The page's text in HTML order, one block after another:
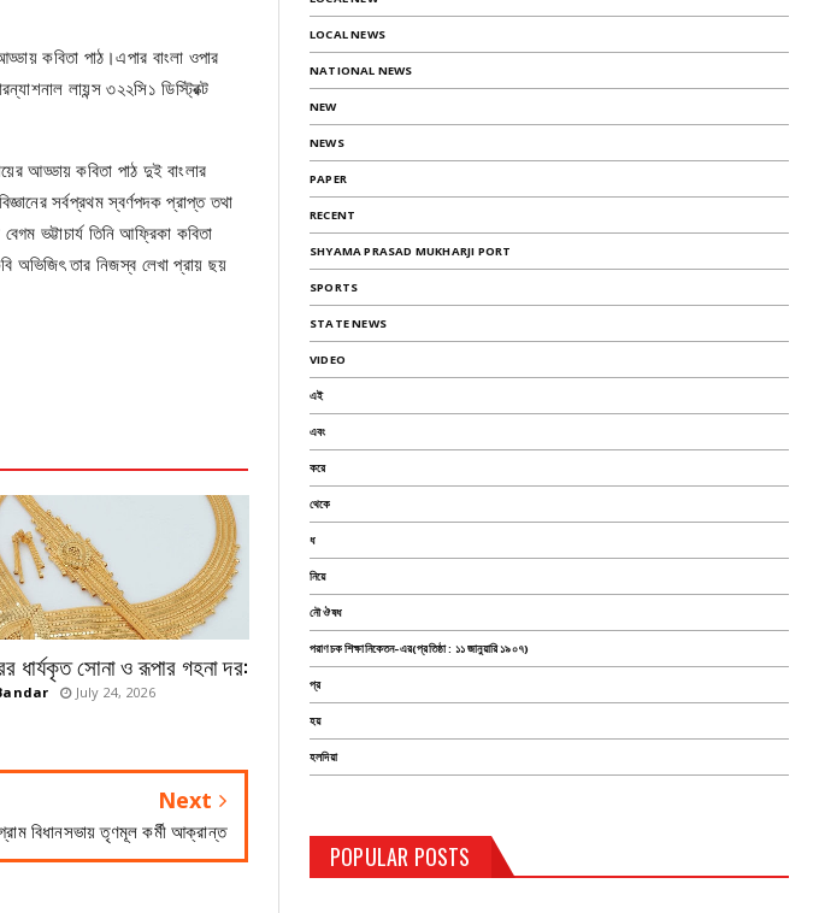
কবিতা পাঠ।এপার বাংলা ওপার
লায়ন্স ৩২২সি১ ডিস্ট্রিক্ট
আড্ডায় কবিতা পাঠ দুই বাংলার
সর্বপ্রথম স্বর্ণপদক প্রাপ্ত তথা
ভট্টাচার্য তিনি আফ্রিকা কবিতা
অভিজিৎ তার নিজস্ব লেখা প্রায় ছয়
ধার্যকৃত সোনা ও রূপার গহনা দর:
July 24, 2026
Next
বিধানসভায় তৃণমূল কর্মী আক্রান্ত
LOCAL NEWS
NATIONAL NEWS
NEW
NEWS
PAPER
RECENT
SHYAMA PRASAD MUKHARJI PORT
SPORTS
STATE NEWS
VIDEO
এই
এবং
করে
থেকে
ধ
নিয়ে
নৌ ঔষধ
পরাণচক শিক্ষানিকেতন-এর(প্রতিষ্ঠা : ১১ জানুয়ারি ১৯০৭)
প্র
হয়
হলদিয়া
POPULAR POSTS
TEST PAGE
August 14, 2019